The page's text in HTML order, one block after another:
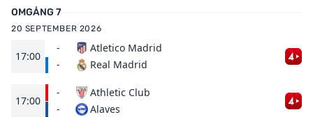
OMGÅNG 7
20 SEPTEMBER 2026
17:00
-
-
Atletico Madrid
Real Madrid
17:00
-
-
Athletic Club
Alaves